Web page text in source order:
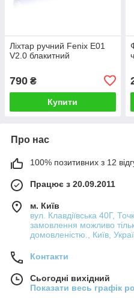
Ліхтар ручний Fenix E01
V2.0 блакитний
790 ₴
Купити
Про нас
100% позитивних з 12
Працює з 20.09.2011
м. Київ
вул. Клавдіївська 40Г,
замовлення можливо
домовленістю., Київ,
Контакти
Сьогодні вихідний
Показати весь графік